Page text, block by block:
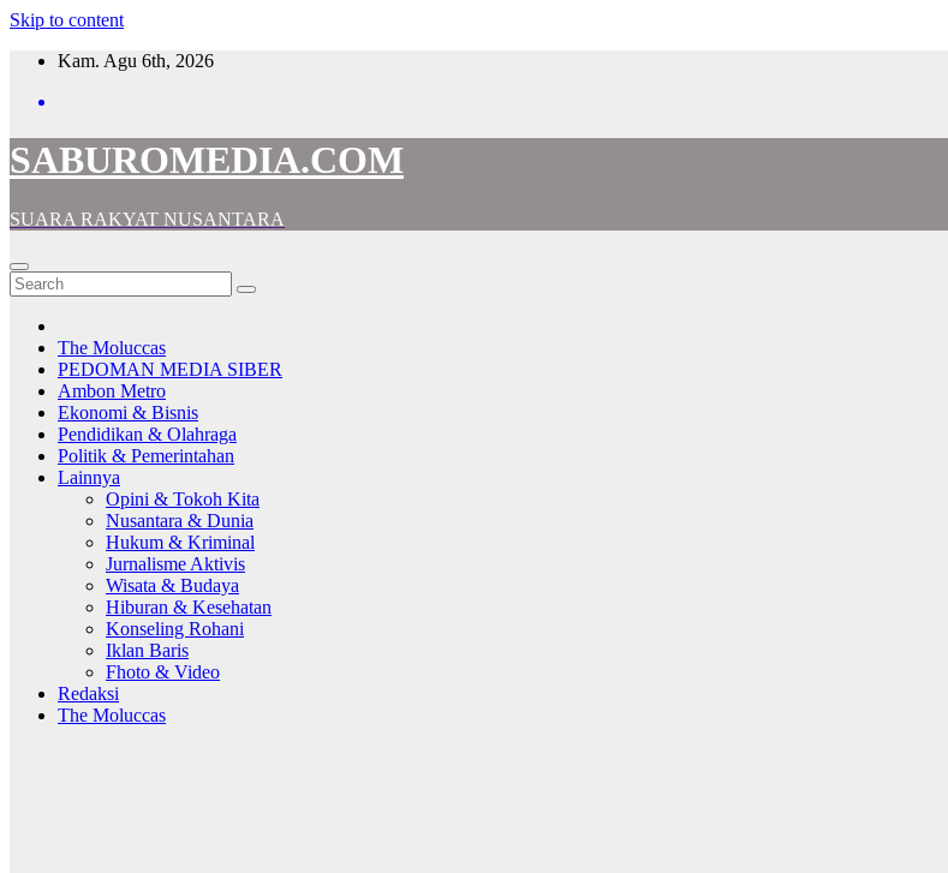
Skip to content
Kam. Agu 6th, 2026
SABUROMEDIA.COM
SUARA RAKYAT NUSANTARA
The Moluccas
PEDOMAN MEDIA SIBER
Ambon Metro
Ekonomi & Bisnis
Pendidikan & Olahraga
Politik & Pemerintahan
Lainnya
Opini & Tokoh Kita
Nusantara & Dunia
Hukum & Kriminal
Jurnalisme Aktivis
Wisata & Budaya
Hiburan & Kesehatan
Konseling Rohani
Iklan Baris
Fhoto & Video
Redaksi
The Moluccas